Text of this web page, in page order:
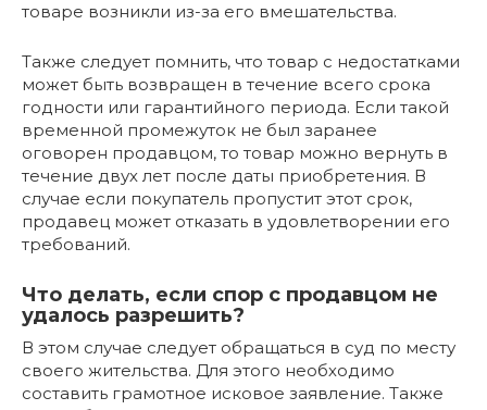
товаре возникли из-за его вмешательства.
Также следует помнить, что товар с недостатками
может быть возвращен в течение всего срока
годности или гарантийного периода. Если такой
временной промежуток не был заранее
оговорен продавцом, то товар можно вернуть в
течение двух лет после даты приобретения. В
случае если покупатель пропустит этот срок,
продавец может отказать в удовлетворении его
требований.
Что делать, если спор с продавцом не
удалось разрешить?
В этом случае следует обращаться в суд по месту
своего жительства. Для этого необходимо
составить грамотное исковое заявление. Также